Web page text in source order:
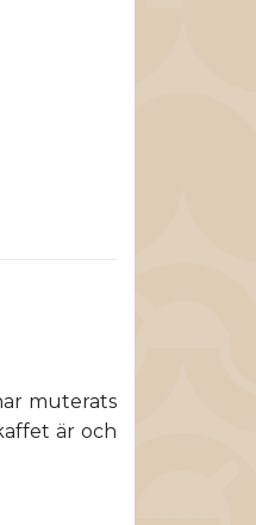
muterats
är och